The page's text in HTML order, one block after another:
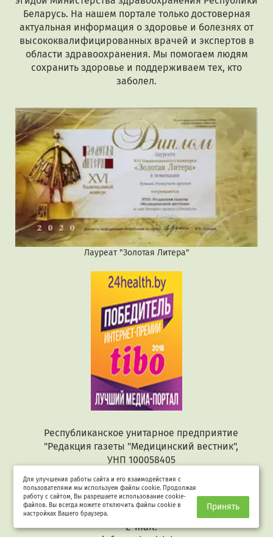
Беларусь. На нашем портале только достоверная
актуальная информация о здоровье и болезнях от
высококвалифицированных врачей и экспертов в
области здравоохранения. Мы помогаем людям
сохранить здоровье и поддерживаем тех, кто
заболел.
Лауреат "Золотая Литера"
Республиканское унитарное предприятие
"Редакция газеты "Медицинский вестник",
УНП 100058405
Учредитель: Министерство здравоохранения
Республики Беларусь
Адрес: 220017, г. Минск, ул. Матусевича, 77-4
Телефон: +375 17 378 42 72
E-mail:
Для улучшения работы сайта и его взаимодействия с
пользователями мы используем файлы cookie. Продолжая
работу с сайтом, Вы разрешаете использование cookie-
файлов. Вы всегда можете отключить файлы cookie в
настройках Вашего браузера.
Принять